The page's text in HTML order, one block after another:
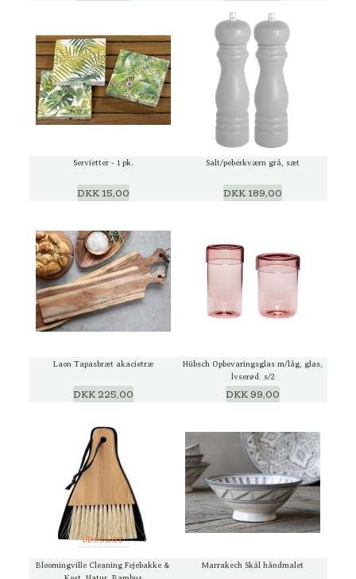
Servietter - 1 pk.
DKK 15,00
Salt/peberkværn grå, sæt
DKK 189,00
Laon Tapasbræt akacietræ
DKK 225,00
Hübsch Opbevaringsglas m/låg, glas,
lyserød, s/2
DKK 99,00
UDSOLGT
Bloomingville Cleaning Fejebakke &
Marrakech Skål håndmalet